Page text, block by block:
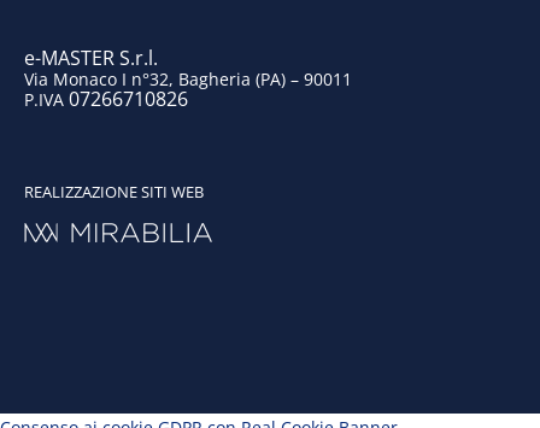
e-MASTER S.r.l.
Via Monaco I n°32, Bagheria (PA) – 90011
P.IVA 07266710826
REALIZZAZIONE SITI WEB